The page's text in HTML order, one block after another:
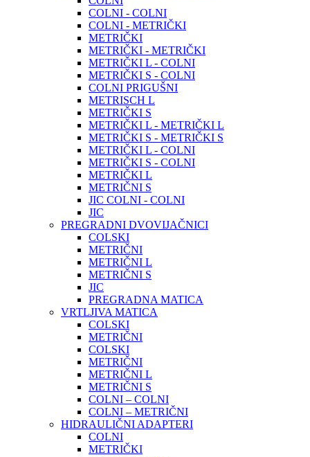
COLNI - COLNI
COLNI - METRIČKI
METRIČKI
METRIČKI - METRIČKI
METRIČKI L - COLNI
METRIČKI S - COLNI
COLNI PRIGUŠNI
METRISCH L
METRIČKI S
METRIČKI L - METRIČKI L
METRIČKI S - METRIČKI S
METRIČKI L - COLNI
METRIČKI S - COLNI
METRIČKI L
METRIČNI S
JIC COLNI - COLNI
JIC
PREGRADNI DVOVIJAČNICI
COLSKI
METRIČNI
METRIČNI L
METRIČNI S
JIC
PREGRADNA MATICA
VRTLJIVA MATICA
COLSKI
METRIČNI
COLSKI
METRIČNI
METRIČNI L
METRIČNI S
COLNI – COLNI
COLNI – METRIČNI
HIDRAULIČNI ADAPTERI
COLNI
METRIČKI